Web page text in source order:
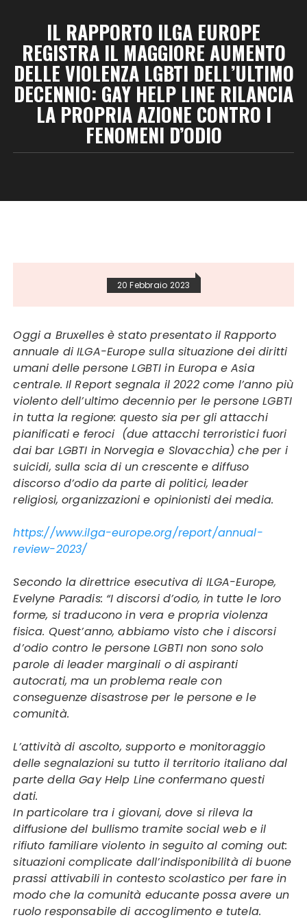
IL RAPPORTO ILGA EUROPE
REGISTRA IL MAGGIORE AUMENTO
DELLE VIOLENZA LGBTI DELL’ULTIMO
DECENNIO: GAY HELP LINE RILANCIA
LA PROPRIA AZIONE CONTRO I
FENOMENI D’ODIO
20 Febbraio 2023
Oggi a Bruxelles è stato presentato il Rapporto
annuale di ILGA-Europe sulla situazione dei diritti
umani delle persone LGBTI in Europa e Asia
centrale. Il Report segnala il 2022 come l’anno più
violento dell’ultimo decennio per le persone LGBTI
in tutta la regione: questo sia per gli attacchi
pianificati e feroci (due attacchi terroristici fuori
dai bar LGBTI in Norvegia e Slovacchia) che per i
suicidi, sulla scia di un crescente e diffuso
discorso d’odio da parte di politici, leader
religiosi, organizzazioni e opinionisti dei media.
https://www.ilga-europe.org/report/annual-
review-2023/
Secondo la direttrice esecutiva di ILGA-Europe,
Evelyne Paradis: “I discorsi d’odio, in tutte le loro
forme, si traducono in vera e propria violenza
fisica. Quest’anno, abbiamo visto che i discorsi
d’odio contro le persone LGBTI non sono solo
parole di leader marginali o di aspiranti
autocrati, ma un problema reale con
conseguenze disastrose per le persone e le
comunità.
L’attività di ascolto, supporto e monitoraggio
delle segnalazioni su tutto il territorio italiano dal
parte della Gay Help Line confermano questi
dati.
In particolare tra i giovani, dove si rileva la
diffusione del bullismo tramite social web e il
rifiuto familiare violento in seguito al coming out:
situazioni complicate dall’indisponibilità di buone
prassi attivabili in contesto scolastico per fare in
modo che la comunità educante possa avere un
ruolo responsabile di accoglimento e tutela.